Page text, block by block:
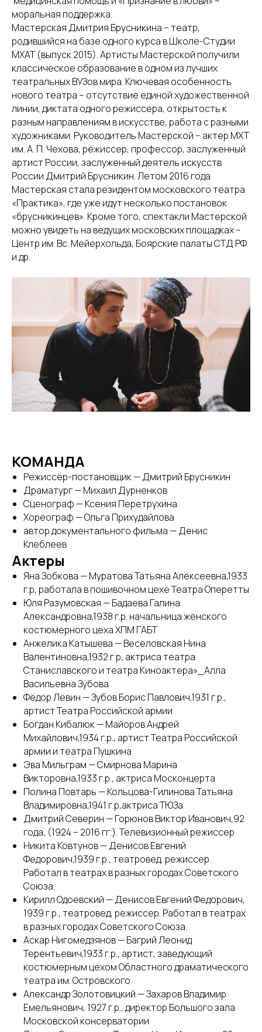
моральная поддержка.
Мастерская Дмитрия Брусникина – театр,
родившийся на базе одного курса в Школе-Студии
МХАТ (выпуск 2015). Артисты Мастерской получили
классическое образование в одном из лучших
театральных ВУЗов мира. Ключевая особенность
нового театра – отсутствие единой художественной
линии, диктата одного режиссера, открытость к
разным направлениям в искусстве, работа с разными
художниками. Руководитель Мастерской – актер МХТ
им. А. П. Чехова, режиссер, профессор, заслуженный
артист России, заслуженный деятель искусств
России Дмитрий Брусникин. Летом 2016 года
Мастерская стала резидентом московского театра
«Практика», где уже идут несколько постановок
«брусникинцев». Кроме того, спектакли Мастерской
можно увидеть на ведущих московских площадках –
Центр им. Вс. Мейерхольда, Боярские палаты СТД РФ
и др.
КОМАНДА
Режиссёр-постановщик — Дмитрий Брусникин
Драматург — Михаил Дурненков
Сценограф — Ксения Перетрухина
Хореограф — Ольга Прихудайлова
автор документального фильма — Денис
Клеблеев
Актеры
Яна Зобкова — Муратова Татьяна Алексеевна,1933
г.р, работала в пошивочном цехе Театра Оперетты
Юля Разумовская — Бадаева Галина
Александровна,1938 г.р. начальница женского
костюмерного цеха ХПМ ГАБТ
Анжелика Катышева — Веселовская Нина
Валентиновна,1932 г.р, актриса театра
Станиславского и театра Киноактера»_Алла
Васильевна Зубова
Фёдор Левин — Зубов Борис Павлович,1931 г.р.,
артист Театра Российской армии
Богдан Кибалюк — Майоров Андрей
Михайлович,1934 г.р., артист Театра Российской
армии и театра Пушкина
Эва Мильграм — Смирнова Марина
Викторовна,1933 г.р., актриса Москонцерта
Полина Повтарь — Кольцова-Гилинова Татьяна
Владимировна,1941 г.р,актриса ТЮЗа
Дмитрий Северин — Горюнов Виктор Иванович,92
года, (1924 – 2016 гг.). Телевизионный режиссер
Никита Ковтунов — Денисов Евгений
Федорович,1939 г.р., театровед, режиссер.
Работал в театрах в разных городах Советского
Союза.
Кирилл Одоевский — Денисов Евгений Федорович,
1939 г.р., театровед, режиссер. Работал в театрах
в разных городах Советского Союза.
Аскар Нигомедзянов — Багрий Леонид
Терентьевич,1933 г.р., артист, заведующий
костюмерным цехом Областного драматического
театра им. Островского
Александр Золотовицкий — Захаров Владимир
Емельянович, 1927 г.р., директор Большого зала
Московской консерватории